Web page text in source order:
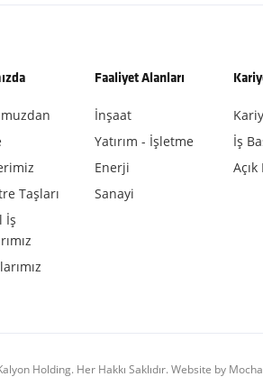
Taşları
İş
Faaliyet Alanları
İnşaat
Yatırım - İşletme
Enerji
Sanayi
İş
Holding. Her Hakkı Saklıdır. Website by Mocha